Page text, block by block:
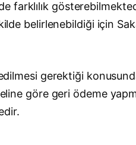
belirlenebildiği için
gerektiği
göre geri ödeme